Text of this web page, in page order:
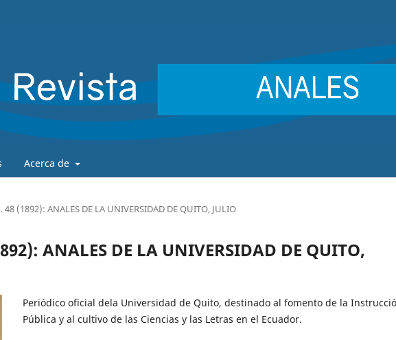
Acerca de
(1892): ANALES DE LA UNIVERSIDAD DE QUITO, JULIO
ANALES DE LA UNIVERSIDAD DE QUITO,
Periódico oficial dela Universidad de Quito, destinado al fomento de la
Pública y al cultivo de las Ciencias y las Letras en el Ecuador.